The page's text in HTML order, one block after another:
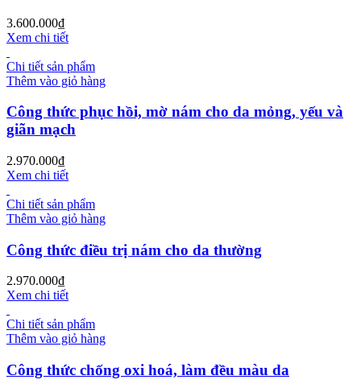
3.600.000₫
Xem chi tiết
Chi tiết sản phẩm
Thêm vào giỏ hàng
Công thức phục hồi, mờ nám cho da mỏng, yếu và
giãn mạch
2.970.000₫
Xem chi tiết
Chi tiết sản phẩm
Thêm vào giỏ hàng
Công thức điều trị nám cho da thường
2.970.000₫
Xem chi tiết
Chi tiết sản phẩm
Thêm vào giỏ hàng
Công thức chống oxi hoá, làm đều màu da